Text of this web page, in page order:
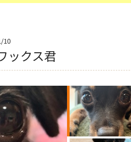
10
ックス君